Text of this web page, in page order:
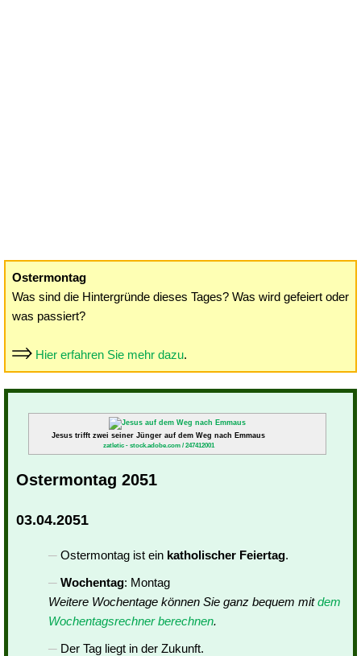
Ostermontag
Was sind die Hintergründe dieses Tages? Was wird gefeiert oder
was passiert?
Hier erfahren Sie mehr dazu.
Jesus trifft zwei seiner Jünger auf dem Weg nach Emmaus
zatletic - stock.adobe.com / 247412001
Ostermontag 2051
03.04.2051
Ostermontag ist ein katholischer Feiertag.
Wochentag: Montag
Weitere Wochentage können Sie ganz bequem mitdem
Wochentagsrechner berechnen.
Der Tag liegt in der Zukunft.